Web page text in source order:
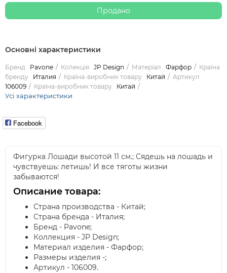
Продано
Основні характеристики
Бренд Pavone Колекція JP Design Матеріал Фарфор
Країна
бренду
Италия Країна-виробник товару Китай
Артикул
106009
Країна-виробник товару Китай
Усі характеристики
Facebook
Фигурка Лошади высотой 11 см.; Сядешь на лошадь и
чувствуешь: летишь! И все тяготы жизни
забываются!
Описание товара:
Страна производства - Китай;
Страна бренда - Италия;
Бренд - Pavone;
Коллекция - JP Design;
Материал изделия - Фарфор;
Размеры изделия -;
Артикул - 106009.